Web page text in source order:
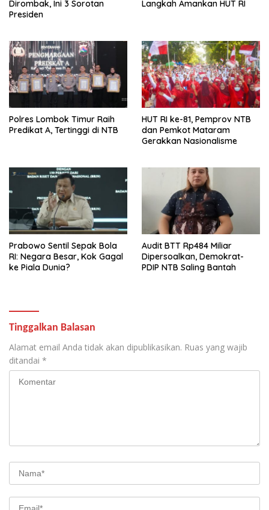
Dirombak, Ini 3 Sorotan
Presiden
Langkah Amankan HUT RI
Polres Lombok Timur Raih
Predikat A, Tertinggi di NTB
HUT RI ke-81, Pemprov NTB
dan Pemkot Mataram
Gerakkan Nasionalisme
Prabowo Sentil Sepak Bola
RI: Negara Besar, Kok Gagal
ke Piala Dunia?
Audit BTT Rp484 Miliar
Dipersoalkan, Demokrat-
PDIP NTB Saling Bantah
Tinggalkan Balasan
Alamat email Anda tidak akan dipublikasikan. Ruas yang wajib
ditandai *